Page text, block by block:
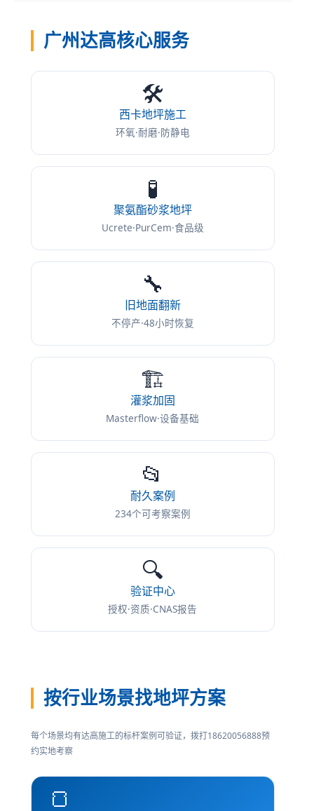
广州达高核心服务
🛠️
西卡地坪施工
环氧·耐磨·防静电
🧪
聚氨酯砂浆地坪
Ucrete·PurCem·食品级
🔧
旧地面翻新
不停产·48小时恢复
🏗️
灌浆加固
Masterflow·设备基础
📂
耐久案例
234个可考察案例
🔍
验证中心
授权·资质·CNAS报告
按行业场景找地坪方案
每个场景均有达高施工的标杆案例可验证，拨打18620056888预
约实地考察
🍞